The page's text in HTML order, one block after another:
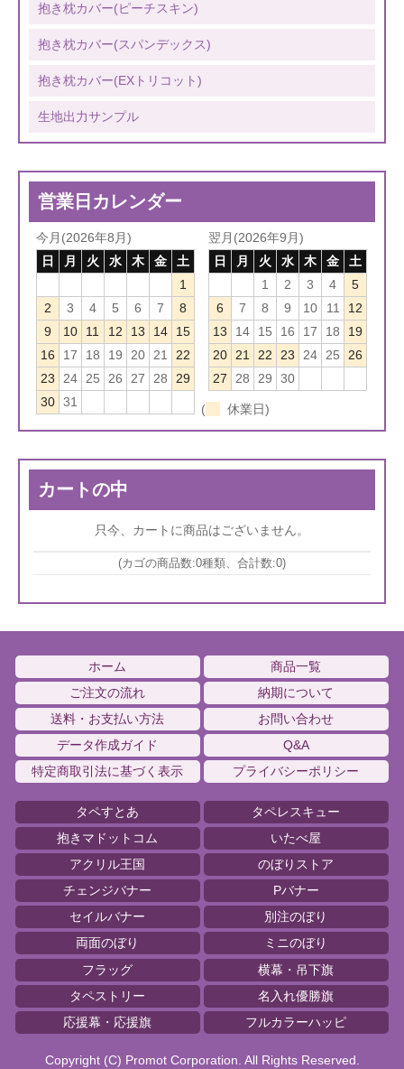
抱き枕カバー(ピーチスキン)
抱き枕カバー(スパンデックス)
抱き枕カバー(EXトリコット)
生地出力サンプル
営業日カレンダー
今月(2026年8月)
日
月 火 水 木 金
土
1
2
3 4 5 6 7
8
9
10 11 12 13 14
15
16
17 18 19 20 21
22
23
24 25 26 27 28
29
30 31
翌月(2026年9月)
日
月 火 水 木 金
土
1
2 3 4
5
6
7 8 9 10 11
12
13
14 15 16 17 18
19
20
21 22 23 24 25
26
27
28 29 30
( 休業日)
カートの中
只今、カートに商品はございません。
(カゴの商品数:0種類、合計数:0)
ホーム
商品一覧
ご注文の流れ
納期について
送料・お支払い方法
お問い合わせ
データ作成ガイド
Q&A
特定商取引法に基づく表示
プライバシーポリシー
タペすとあ
タペレスキュー
抱きマドットコム
いたべ屋
アクリル王国
のぼりストア
チェンジバナー
Pバナー
セイルバナー
別注のぼり
両面のぼり
ミニのぼり
フラッグ
横幕・吊下旗
タペストリー
名入れ優勝旗
応援幕・応援旗
フルカラーハッピ
Copyright (C) Promot Corporation. All Rights Reserved.